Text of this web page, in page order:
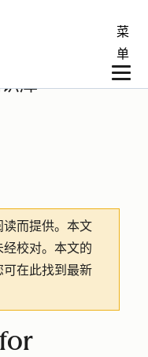
菜
单
库
而提供。 本文
校对。本文的
可在此找到最新